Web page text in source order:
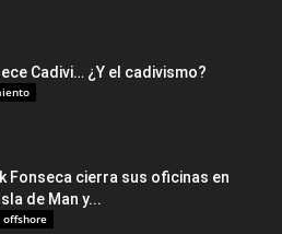
Cadivi… ¿Y el cadivismo?
Fonseca cierra sus oficinas en
de Man y...
offshore